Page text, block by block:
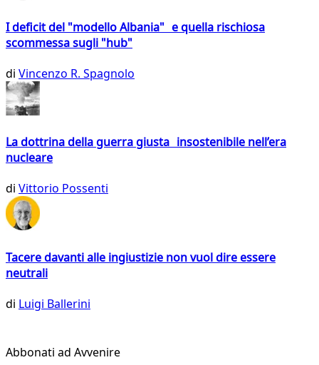
I deficit del "modello Albania" e quella rischiosa
scommessa sugli "hub"
di Vincenzo R. Spagnolo
La dottrina della guerra giusta insostenibile nell’era
nucleare
di Vittorio Possenti
Tacere davanti alle ingiustizie non vuol dire essere
neutrali
di Luigi Ballerini
Abbonati ad Avvenire